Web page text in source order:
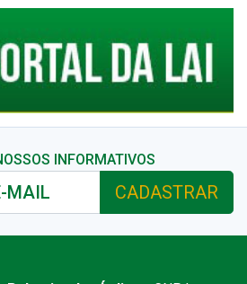
INFORMATIVOS
CADASTRAR